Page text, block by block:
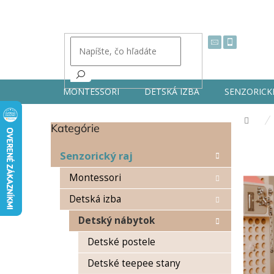
MONTESSORI DETSKÁ IZBA
B
Preskočiť
Kategórie
Senzorický raj
Montessori
Detská izba
Detský nábytok
Detské postele
Detské teepee stany